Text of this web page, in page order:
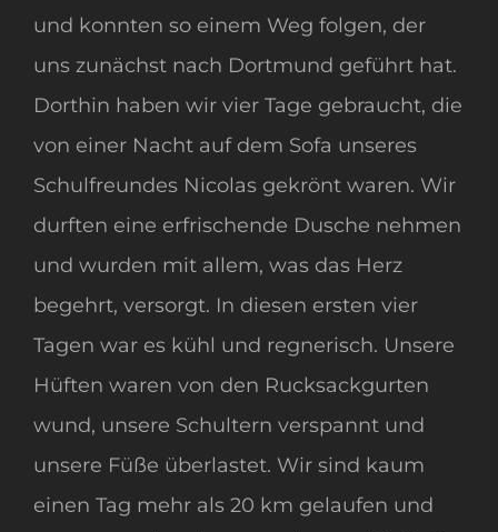
und konnten so einem Weg folgen, der
uns zunächst nach Dortmund geführt hat.
Dorthin haben wir vier Tage gebraucht, die
von einer Nacht auf dem Sofa unseres
Schulfreundes Nicolas gekrönt waren. Wir
durften eine erfrischende Dusche nehmen
und wurden mit allem, was das Herz
begehrt, versorgt. In diesen ersten vier
Tagen war es kühl und regnerisch. Unsere
Hüften waren von den Rucksackgurten
wund, unsere Schultern verspannt und
unsere Füße überlastet. Wir sind kaum
einen Tag mehr als 20 km gelaufen und